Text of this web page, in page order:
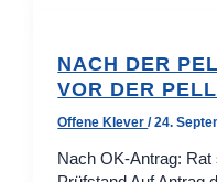
NACH DER
VOR DER
Offene Klever/24.
Nach OK-Antrag: